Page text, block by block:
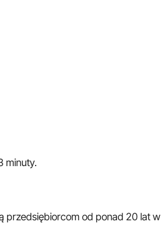
minuty.
przedsiębiorcom od ponad 20 lat w